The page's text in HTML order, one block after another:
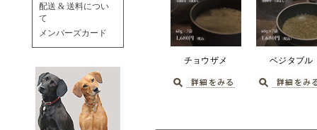
配送 & 送料につい
て
メンバーズカード
チョウザメ ベジタブル